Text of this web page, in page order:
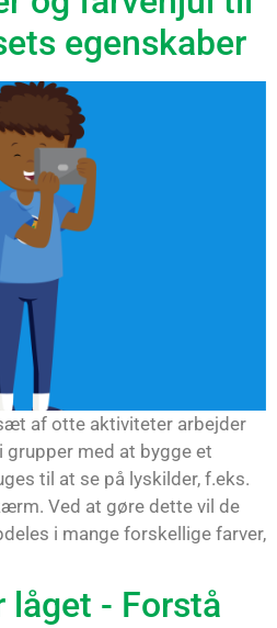
egenskaber
af otte aktiviteter arbejder
grupper med at bygge et
til at se på lyskilder, f.eks.
Ved at gøre dette vil de
i mange forskellige farver,
låget - Forstå